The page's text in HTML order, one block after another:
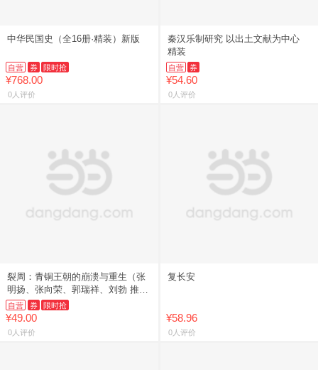
中华民国史（全16册·精装）新版
自营 券 限时抢
¥768.00
0人评价
秦汉乐制研究 以出土文献为中心
精装
自营 券
¥54.60
0人评价
裂周：青铜王朝的崩溃与重生（张
明扬、张向荣、郭瑞祥、刘勃 推
荐。一部被刻意湮灭的西周王朝兴
亡史）
自营 券 限时抢
¥49.00
0人评价
复长安
¥58.96
0人评价